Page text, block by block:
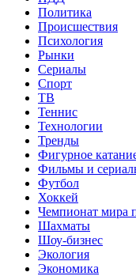
Политика
Происшествия
Психология
Рынки
Сериалы
Спорт
ТВ
Теннис
Технологии
Тренды
Фигурное
Фильмы и
Футбол
Хоккей
Чемпионат мира
Шахматы
Шоу-бизнес
Экология
Экономика